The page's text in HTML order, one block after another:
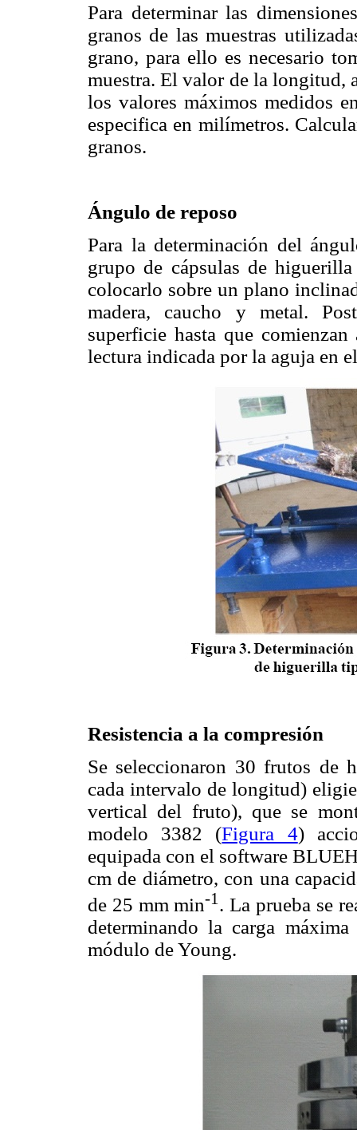
Para determinar las
granos de las muestras
grano, para ello es necesario
muestra. El valor de la longitud,
los valores máximos medidos
especifica en milímetros.
granos.
Ángulo de reposo
Para la determinación del
grupo de cápsulas de
colocarlo sobre un plano
madera, caucho y metal.
superficie hasta que
lectura indicada por la aguja en
Resistencia a la compresión
Se seleccionaron 30 frutos de
cada intervalo de longitud)
vertical del fruto), que se
modelo 3382 (Figura 4)
equipada con el software
cm de diámetro, con una
de 25 mm min-1 . La prueba se
determinando la carga
módulo de Young.